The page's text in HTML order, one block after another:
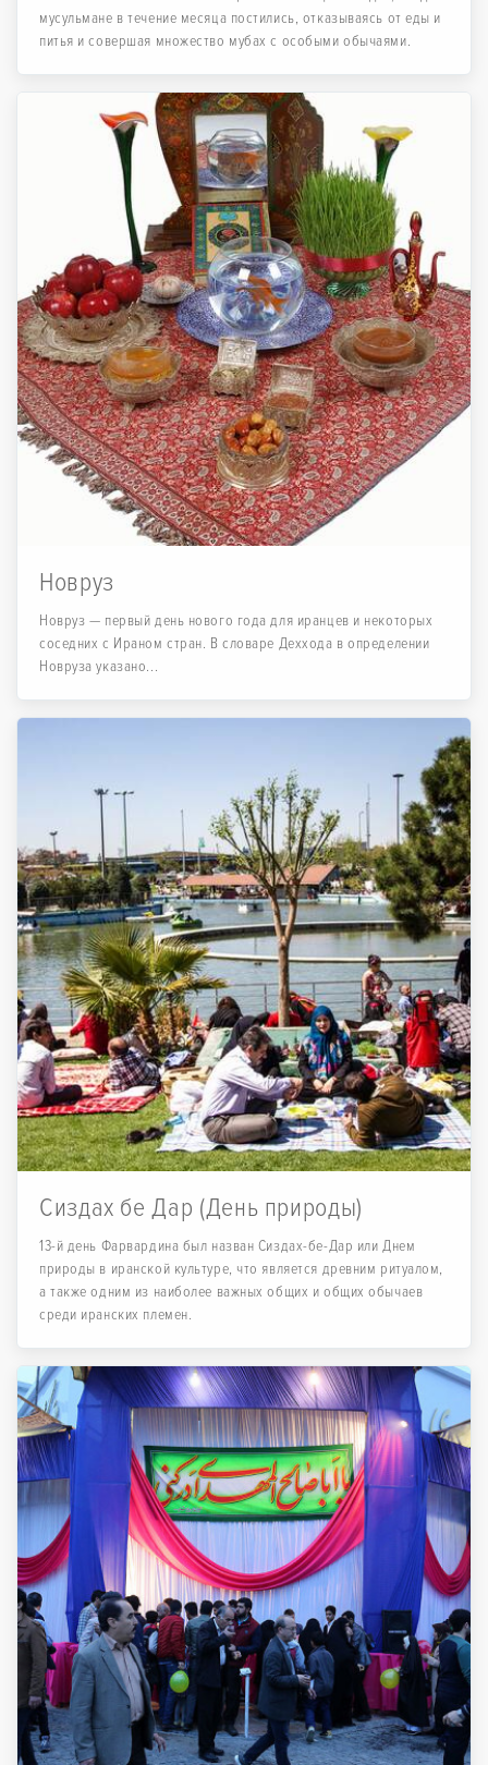
мусульмане в течение месяца постились, отказываясь от еды и
питья и совершая множество мубах с особыми обычаями.
Новруз
Новруз — первый день нового года для иранцев и некоторых
соседних с Ираном стран. В словаре Деххода в определении
Новруза указано...
Сиздах бе Дар (День природы)
13-й день Фарвардина был назван Сиздах-бе-Дар или Днем
природы в иранской культуре, что является древним ритуалом,
а также одним из наиболее важных общих и общих обычаев
среди иранских племен.